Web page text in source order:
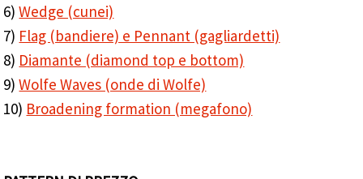
6)Wedge (cunei)
7) Flag (bandiere) e Pennant (gagliardetti)
8) Diamante (diamond top e bottom)
9)Wolfe Waves (onde di Wolfe)
10) Broadening formation (megafono)